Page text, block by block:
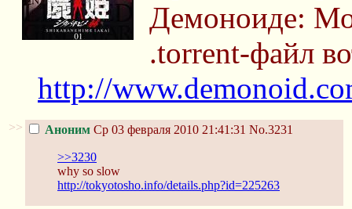
Демоноиде:
.torrent-файл
http://
>> Аноним Ср 03 февраля 2010 21:41:31 No.3231
>>3230
why so slow
http://tokyotosho.info/details.php?id=225263